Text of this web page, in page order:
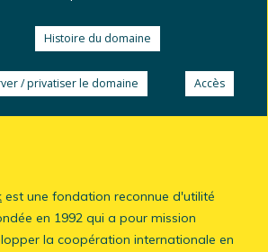
Histoire du domaine
/ privatiser le domaine Accès
est une fondation reconnue d'utilité
en 1992 qui a pour mission
la coopération internationale en